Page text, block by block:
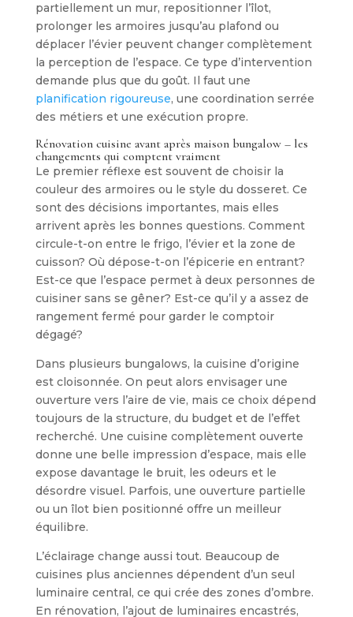
partiellement un mur, repositionner l’îlot,
prolonger les armoires jusqu’au plafond ou
déplacer l’évier peuvent changer complètement
la perception de l’espace. Ce type d’intervention
demande plus que du goût. Il faut une
planification rigoureuse, une coordination serrée
des métiers et une exécution propre.
Rénovation cuisine avant après maison bungalow – les
changements qui comptent vraiment
Le premier réflexe est souvent de choisir la
couleur des armoires ou le style du dosseret. Ce
sont des décisions importantes, mais elles
arrivent après les bonnes questions. Comment
circule-t-on entre le frigo, l’évier et la zone de
cuisson? Où dépose-t-on l’épicerie en entrant?
Est-ce que l’espace permet à deux personnes de
cuisiner sans se gêner? Est-ce qu’il y a assez de
rangement fermé pour garder le comptoir
dégagé?
Dans plusieurs bungalows, la cuisine d’origine
est cloisonnée. On peut alors envisager une
ouverture vers l’aire de vie, mais ce choix dépend
toujours de la structure, du budget et de l’effet
recherché. Une cuisine complètement ouverte
donne une belle impression d’espace, mais elle
expose davantage le bruit, les odeurs et le
désordre visuel. Parfois, une ouverture partielle
ou un îlot bien positionné offre un meilleur
équilibre.
L’éclairage change aussi tout. Beaucoup de
cuisines plus anciennes dépendent d’un seul
luminaire central, ce qui crée des zones d’ombre.
En rénovation, l’ajout de luminaires encastrés,